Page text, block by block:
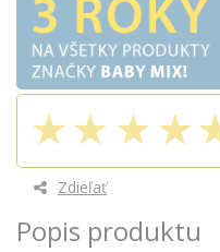
Zdieľať
Popis produktu